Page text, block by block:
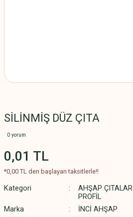
SİLİNMİŞ DÜZ ÇITA
0 yorum
0,01 TL
*0,00 TL den başlayan taksitlerle!!
Kategori AHŞAP ÇITALAR
PROFİL
Marka
İNCİ AHŞAP